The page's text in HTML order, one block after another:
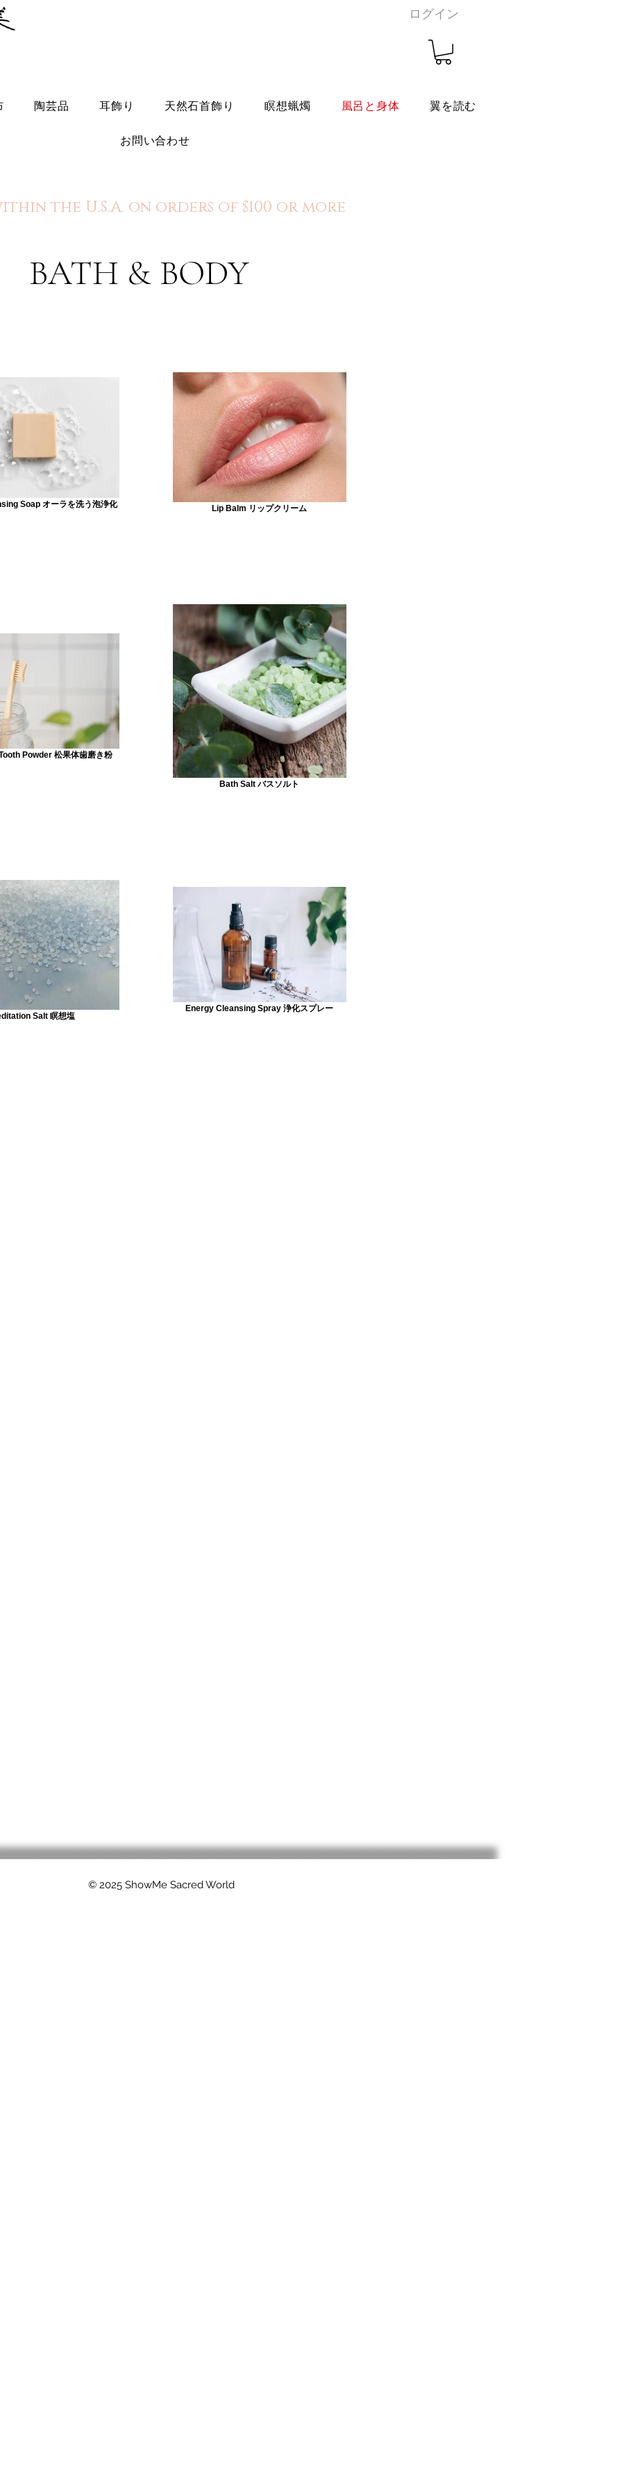
ログイン
陶芸品 耳飾り 天然石首飾り 瞑想蝋燭 風呂と身体 翼を読む
お問い合わせ
the U.S.A. on orders of $100 or more
BATH & BODY
Soap オーラを洗う泡浄化 Lip Balm リップクリーム
Powder 松果体歯磨き粉
Bath Salt バスソルト
Salt 瞑想塩
Energy Cleansing Spray 浄化スプレー
© 2025 ShowMe Sacred World